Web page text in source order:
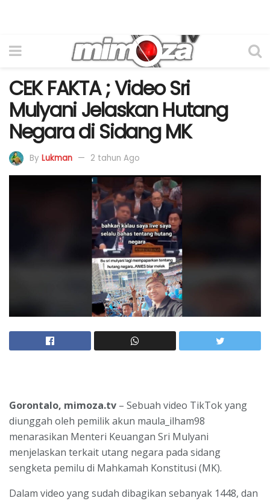
CEK FAKTA ; Video Sri
Mulyani Jelaskan Hutang
Negara di Sidang MK
By Lukman 2 tahun Ago
Gorontalo, mimoza.tv – Sebuah video TikTok yang
diunggah oleh pemilik akun maula_ilham98
menarasikan Menteri Keuangan Sri Mulyani
menjelaskan terkait utang negara pada sidang
sengketa pemilu di Mahkamah Konstitusi (MK).
Dalam video yang sudah dibagikan sebanyak 1448, dan